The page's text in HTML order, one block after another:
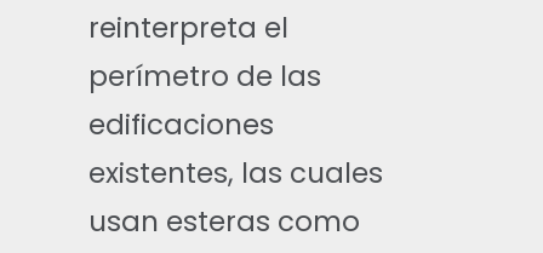
reinterpreta el
perímetro de las
edificaciones
existentes, las cuales
usan esteras como